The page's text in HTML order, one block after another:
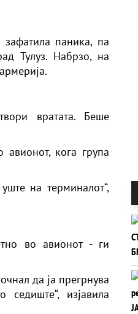
зафатила паника, па
Тулуз. Набрзо, на
вратата. Беше
кога група
на терминалот“,
во авионот - ги
да ја прегрнува
изјавила